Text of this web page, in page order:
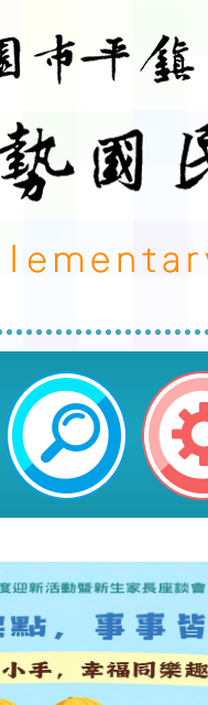
以下學校創
鎮區新勢國民